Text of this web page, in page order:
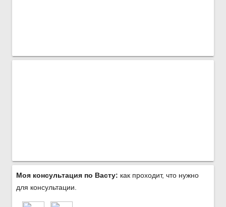
Моя консультация по Васту: как проходит, что нужно
для консультации.